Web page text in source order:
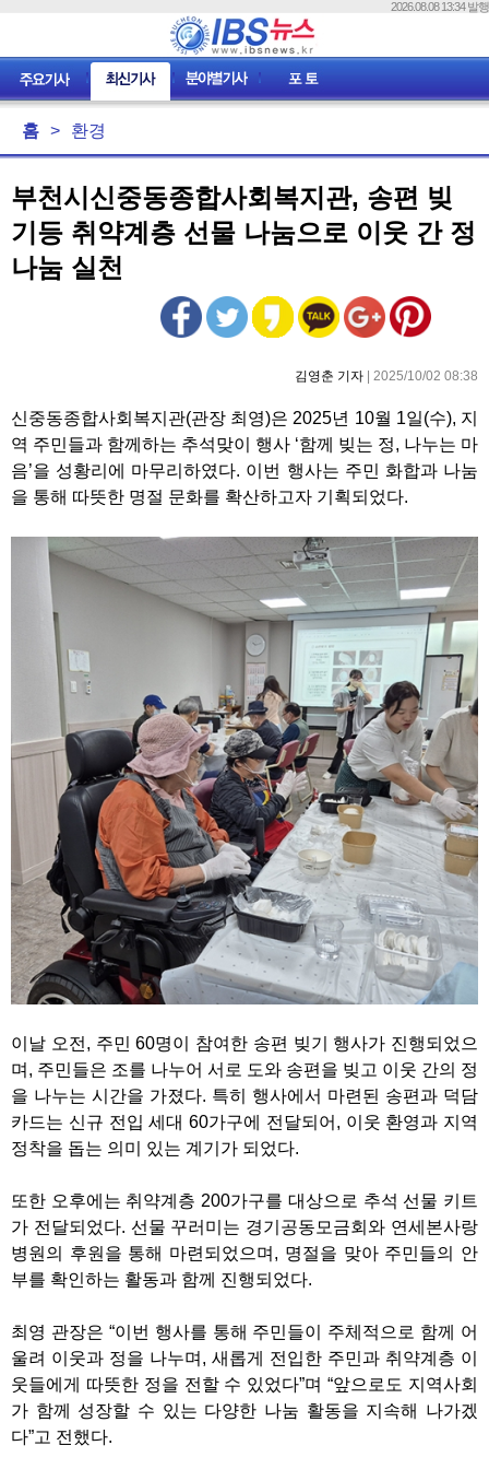
2026.08.08 13:34 발행
홈 > 환경
부천시신중동종합사회복지관, 송편 빚
기등 취약계층 선물 나눔으로 이웃 간 정
나눔 실천
김영춘 기자 | 2025/10/02 08:38
신중동종합사회복지관(관장 최영)은 2025년 10월 1일(수), 지
역 주민들과 함께하는 추석맞이 행사 ‘함께 빚는 정, 나누는 마
음’을 성황리에 마무리하였다. 이번 행사는 주민 화합과 나눔
을 통해 따뜻한 명절 문화를 확산하고자 기획되었다.
이날 오전, 주민 60명이 참여한 송편 빚기 행사가 진행되었으
며, 주민들은 조를 나누어 서로 도와 송편을 빚고 이웃 간의 정
을 나누는 시간을 가졌다. 특히 행사에서 마련된 송편과 덕담
카드는 신규 전입 세대 60가구에 전달되어, 이웃 환영과 지역
정착을 돕는 의미 있는 계기가 되었다.
또한 오후에는 취약계층 200가구를 대상으로 추석 선물 키트
가 전달되었다. 선물 꾸러미는 경기공동모금회와 연세본사랑
병원의 후원을 통해 마련되었으며, 명절을 맞아 주민들의 안
부를 확인하는 활동과 함께 진행되었다.
최영 관장은 “이번 행사를 통해 주민들이 주체적으로 함께 어
울려 이웃과 정을 나누며, 새롭게 전입한 주민과 취약계층 이
웃들에게 따뜻한 정을 전할 수 있었다”며 “앞으로도 지역사회
가 함께 성장할 수 있는 다양한 나눔 활동을 지속해 나가겠
다”고 전했다.